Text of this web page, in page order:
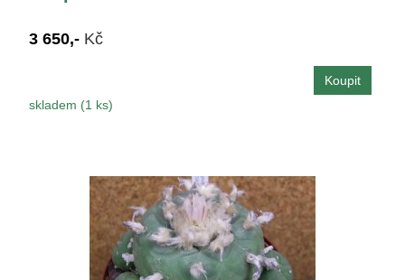
3 650,- Kč
skladem (1 ks)